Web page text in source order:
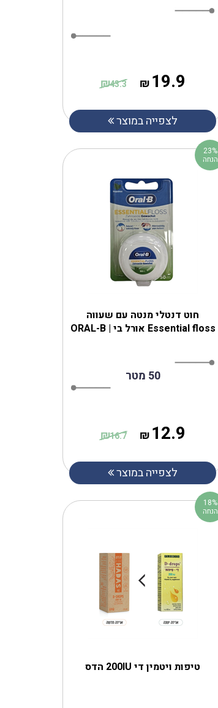
19.9
₪
43.3
₪
לצפייה במוצר
חוט דנטלי מנטה עם שעווה
Essential floss אורל בי | ORAL-B
50 מטר
12.9
₪
16.7
₪
לצפייה במוצר
23%
הנחה
טיפות ויטמין די 200IU הדס
18%
הנחה